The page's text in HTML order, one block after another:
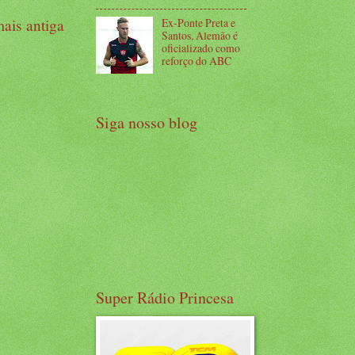
antiga
Ex-Ponte Preta e
Santos, Alemão é
oficializado como
reforço do ABC
Siga nosso blog
Super Rádio Princesa